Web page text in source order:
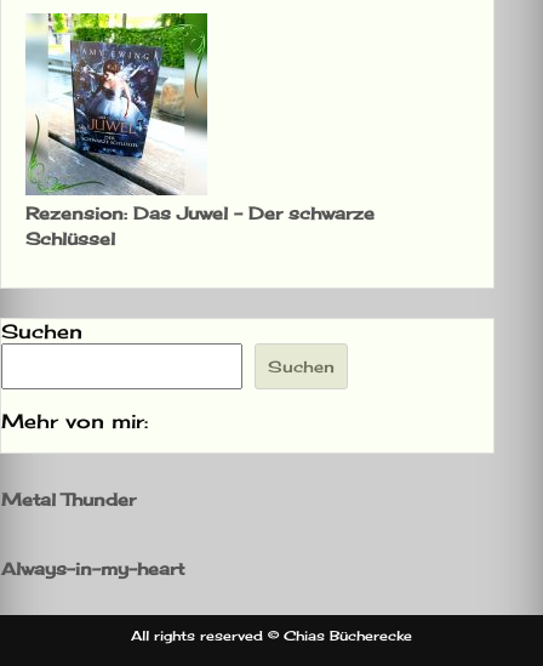
Rezension: Das Juwel – Der schwarze
Schlüssel
Suchen
Suchen
Mehr von mir:
Metal Thunder
Always-in-my-heart
All rights reserved © Chias Bücherecke